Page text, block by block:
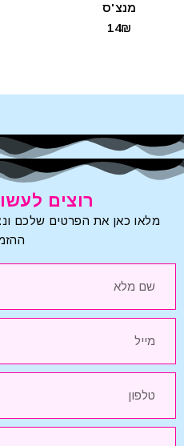
מנצ'ס
14₪
רוצים
מלאו כאן את הפרטים שלכם